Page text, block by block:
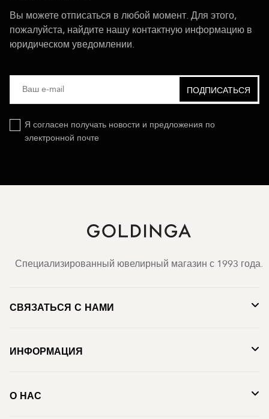
Вы можете отписаться в любой момент. Для этого,
пожалуйста, найдите нашу контактную информацию в
юридическом уведомлении.
Я согласен получать новости и предложения по
электронной почте
Специализированный ювелирный магазин с 1993 года.
СВЯЗАТЬСЯ С НАМИ
ИНФОРМАЦИЯ
О НАС